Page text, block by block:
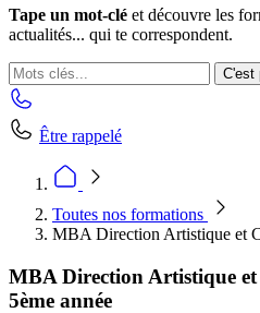
Tape un mot-clé et découvre les
actualités... qui te correspondent.
C'est
Être rappelé
Toutes nos formations
MBA Direction Artistique et
MBA Direction Artistique
5ème année